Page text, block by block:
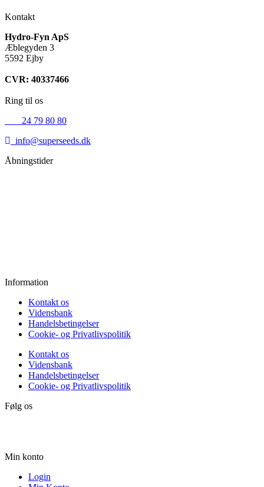
Kontakt
Hydro-Fyn ApS
Æblegyden 3
5592 Ejby
CVR: 40337466
Ring til os
24 79 80 80
info@superseeds.dk
Åbningstider
Information
Kontakt os
Vidensbank
Handelsbetingelser
Cookie- og Privatlivspolitik
Kontakt os
Vidensbank
Handelsbetingelser
Cookie- og Privatlivspolitik
Følg os
Min konto
Login